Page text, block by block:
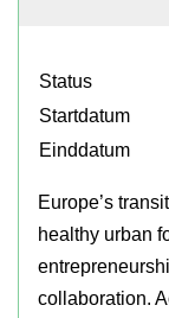
Status
Startdatum
Einddatum
Europe’s
healthy urban
collaboration.